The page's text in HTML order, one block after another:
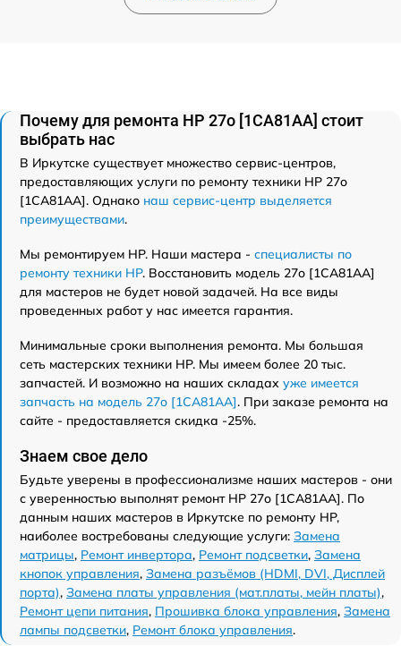
Почему для ремонта HP 27o [1CA81AA] стоит
выбрать нас
В Иркутске существует множество сервис-центров,
предоставляющих услуги по ремонту техники HP 27o
[1CA81AA]. Однако наш сервис-центр выделяется
преимуществами.
Мы ремонтируем HP. Наши мастера - специалисты по
ремонту техники HP. Восстановить модель 27o [1CA81AA]
для мастеров не будет новой задачей. На все виды
проведенных работ у нас имеется гарантия.
Минимальные сроки выполнения ремонта. Мы большая
сеть мастерских техники HP. Мы имеем более 20 тыс.
запчастей. И возможно на наших складах уже имеется
запчасть на модель 27o [1CA81AA]. При заказе ремонта на
сайте - предоставляется скидка -25%.
Знаем свое дело
Будьте уверены в профессионализме наших мастеров - они
с уверенностью выполнят ремонт HP 27o [1CA81AA]. По
данным наших мастеров в Иркутске по ремонту HP,
наиболее востребованы следующие услуги: Замена
матрицы, Ремонт инвертора, Ремонт подсветки, Замена
кнопок управления, Замена разъёмов (HDMI, DVI, Дисплей
порта), Замена платы управления (мат.платы, мейн платы),
Ремонт цепи питания, Прошивка блока управления, Замена
лампы подсветки, Ремонт блока управления.